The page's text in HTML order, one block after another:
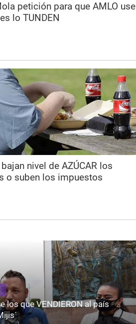
petición para que AMLO use
lo TUNDEN
nivel de AZÚCAR los
o suben los impuestos
los que VENDIERON al país